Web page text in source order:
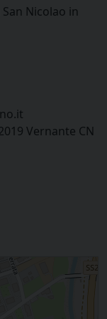
Nicolao in
Vernante CN